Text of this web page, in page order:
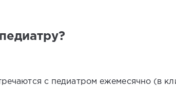
с педиатром ежемесячно (в